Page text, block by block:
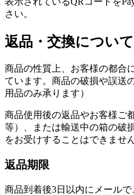
さい。
返品・交換について
商品の性質上、お客様の都合
ています。商品の破損や誤送
用品のみ承ります）
商品使用後の返品やお客様ご
等）、または輸送中の箱の破
をお受けすることはできませ
返品期限
商品到着後3日以内にメールで